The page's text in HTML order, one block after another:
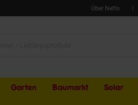
Über Netto
Garten Baumarkt Solar